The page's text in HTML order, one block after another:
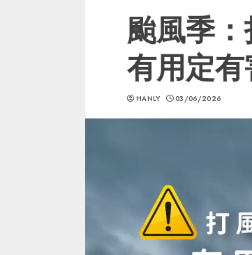
颱風季
有用定
HANLY 03/06/2026